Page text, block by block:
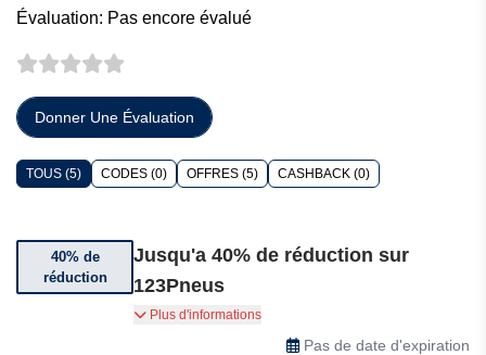
Évaluation: Pas encore évalué
Donner Une Évaluation
TOUS (5) CODES (0) OFFRES (5) CASHBACK (0)
40% de
réduction
Jusqu'a 40% de réduction sur
123Pneus
Jusqu'à 40% de réduction sur une sélection
d'articles soldés chez 123Pneus
Plus d'informations
Pas de date d'expiration